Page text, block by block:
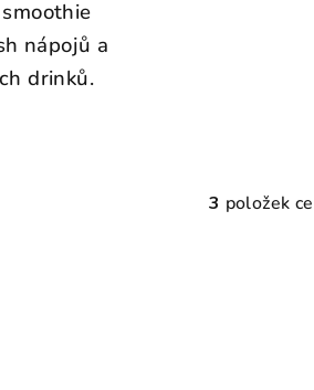
nápojů a
drinků.
O
3 položek